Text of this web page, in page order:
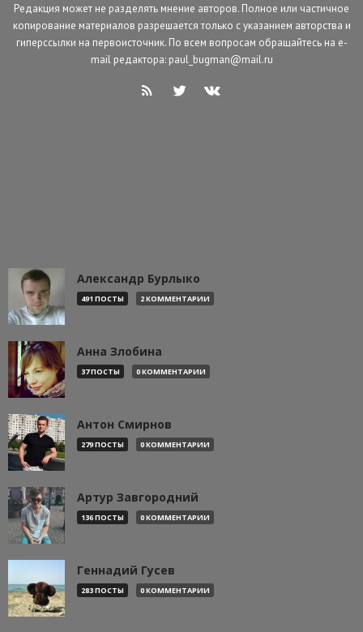
Редакция может не разделять мнение авторов. Полное или частичное
копирование материалов разрешается только с указанием авторства и
гиперссылки на первоисточник. По всем вопросам обращайтесь на e-
mail редактора: paul_bugman@mail.ru
Александр Бурлыко
491 ПОСТЫ 2 КОММЕНТАРИИ
Анна Злобина
37 ПОСТЫ 0 КОММЕНТАРИИ
Антон Смирнов
279 ПОСТЫ 0 КОММЕНТАРИИ
Артур Завгородний
136 ПОСТЫ 0 КОММЕНТАРИИ
Геннадий Гусев
283 ПОСТЫ 0 КОММЕНТАРИИ